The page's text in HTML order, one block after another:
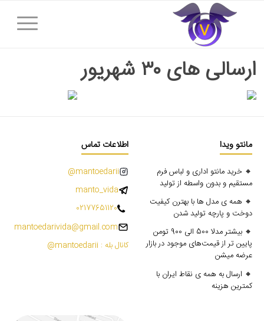
ارسالی های ۳۰ شهریور
مانتو ویدا
🔸 خرید مانتو اداری و لباس فرم
مستقیم و بدون واسطه از تولید
🔸 همه ی مدل ها با بهترن کیفیت
دوخت و پارچه تولید شدن
🔸 بیشتر مدلا 500 الی 900 تومن
پایین تر از قیمت‌های موجود در بازار
عرضه میشن
🔸 ارسال به همه ی نقاط ایران با
کمترین هزینه
اطلاعات تماس
mantoedarii@
manto_vida
02177651120
mantoedarivida@gmail.com
کانال بله : mantoedarii@